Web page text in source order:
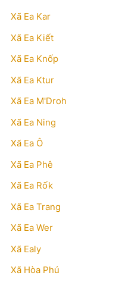
Xã Ea Kar
Xã Ea Kiết
Xã Ea Knốp
Xã Ea Ktur
Xã Ea M'Droh
Xã Ea Ning
Xã Ea Ô
Xã Ea Phê
Xã Ea Rốk
Xã Ea Trang
Xã Ea Wer
Xã Ealy
Xã Hòa Phú